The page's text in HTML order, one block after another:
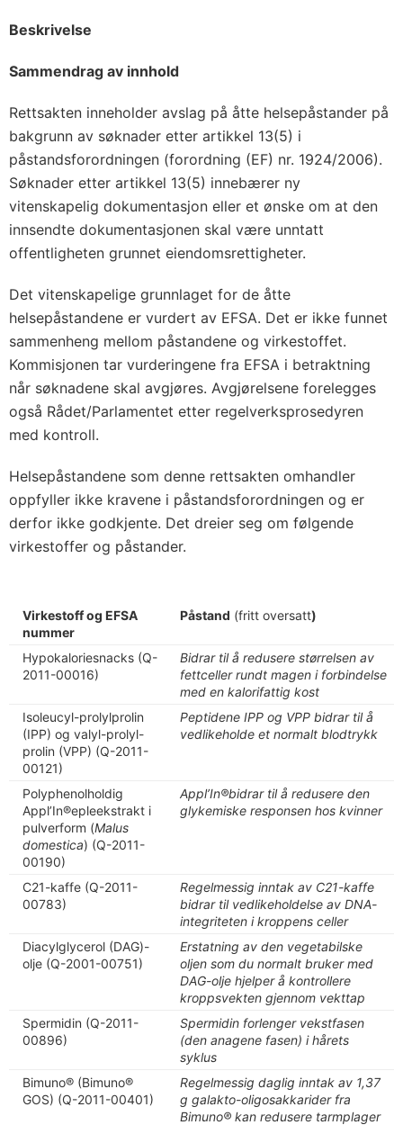
Beskrivelse
Sammendrag av innhold
Rettsakten inneholder avslag på åtte helsepåstander på
bakgrunn av søknader etter artikkel 13(5) i
påstandsforordningen (forordning (EF) nr. 1924/2006).
Søknader etter artikkel 13(5) innebærer ny
vitenskapelig dokumentasjon eller et ønske om at den
innsendte dokumentasjonen skal være unntatt
offentligheten grunnet eiendomsrettigheter.
Det vitenskapelige grunnlaget for de åtte
helsepåstandene er vurdert av EFSA. Det er ikke funnet
sammenheng mellom påstandene og virkestoffet.
Kommisjonen tar vurderingene fra EFSA i betraktning
når søknadene skal avgjøres. Avgjørelsene forelegges
også Rådet/Parlamentet etter regelverksprosedyren
med kontroll.
Helsepåstandene som denne rettsakten omhandler
oppfyller ikke kravene i påstandsforordningen og er
derfor ikke godkjente. Det dreier seg om følgende
virkestoffer og påstander.
Virkestoff og EFSA
nummer
Påstand (fritt oversatt)
Hypokaloriesnacks (Q-
2011-00016)
Bidrar til å redusere størrelsen av
fettceller rundt magen i forbindelse
med en kalorifattig kost
Isoleucyl-prolylprolin
(IPP) og valyl-prolyl-
prolin (VPP) (Q-2011-
00121)
Peptidene IPP og VPP bidrar til å
vedlikeholde et normalt blodtrykk
Polyphenolholdig
Appl’In®epleekstrakt i
pulverform (Malus
domestica) (Q-2011-
00190)
Appl’In®bidrar til å redusere den
glykemiske responsen hos kvinner
C21-kaffe (Q-2011-
00783)
Regelmessig inntak av C21-kaffe
bidrar til vedlikeholdelse av DNA-
integriteten i kroppens celler
Diacylglycerol (DAG)-
olje (Q-2001-00751)
Erstatning av den vegetabilske
oljen som du normalt bruker med
DAG-olje hjelper å kontrollere
kroppsvekten gjennom vekttap
Spermidin (Q-2011-
00896)
Spermidin forlenger vekstfasen
(den anagene fasen) i hårets
syklus
Bimuno® (Bimuno®
GOS) (Q-2011-00401)
Regelmessig daglig inntak av 1,37
g galakto-oligosakkarider fra
Bimuno® kan redusere tarmplager